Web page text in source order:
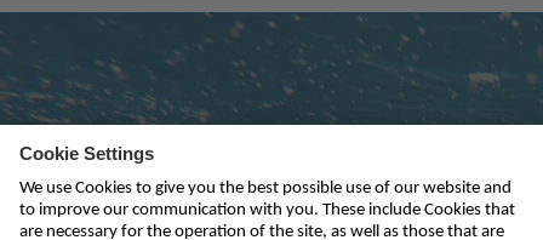
Subscribe to newsletter
send